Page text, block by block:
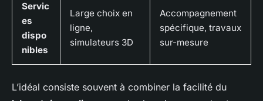
Servic
es
dispo
nibles
Large choix en
ligne,
simulateurs 3D
Accompagnement
spécifique, travaux
sur-mesure
L’idéal consiste souvent à combiner la facilité du